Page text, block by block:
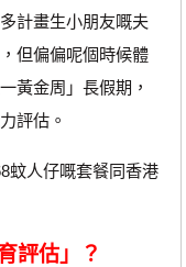
計畫生小朋友嘅夫
但偏偏呢個時候體
黃金周」長假期，
評估。
人仔嘅套餐同香港
評估」？